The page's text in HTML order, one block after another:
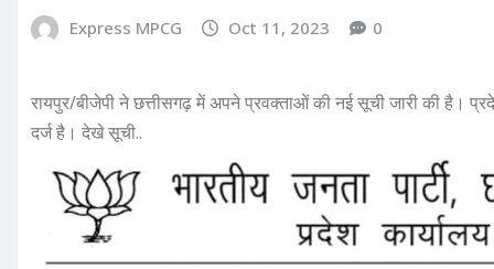
Express MPCG Oct 11, 2023 0
रायपुर/बीजेपी ने छत्तीसगढ़ में अपने प्रवक्ताओं की नई सूची जारी की है।
दर्ज है। देखे सूची..